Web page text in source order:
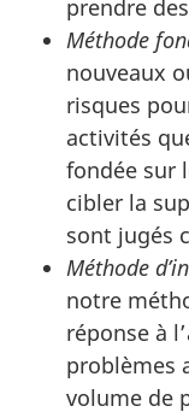
prendre
Méthode
nouveaux
risques
activités
fondée sur
cibler la
sont jugés
Méthode
notre
réponse à
problèmes
volume de